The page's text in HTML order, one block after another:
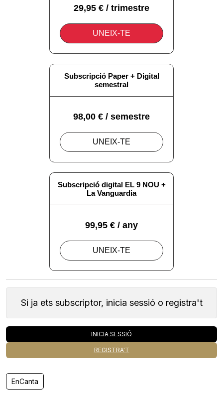
Si ja ets subscriptor, inicia sessió o registra't
INICIA SESSIÓ
REGISTRA'T
EnCanta